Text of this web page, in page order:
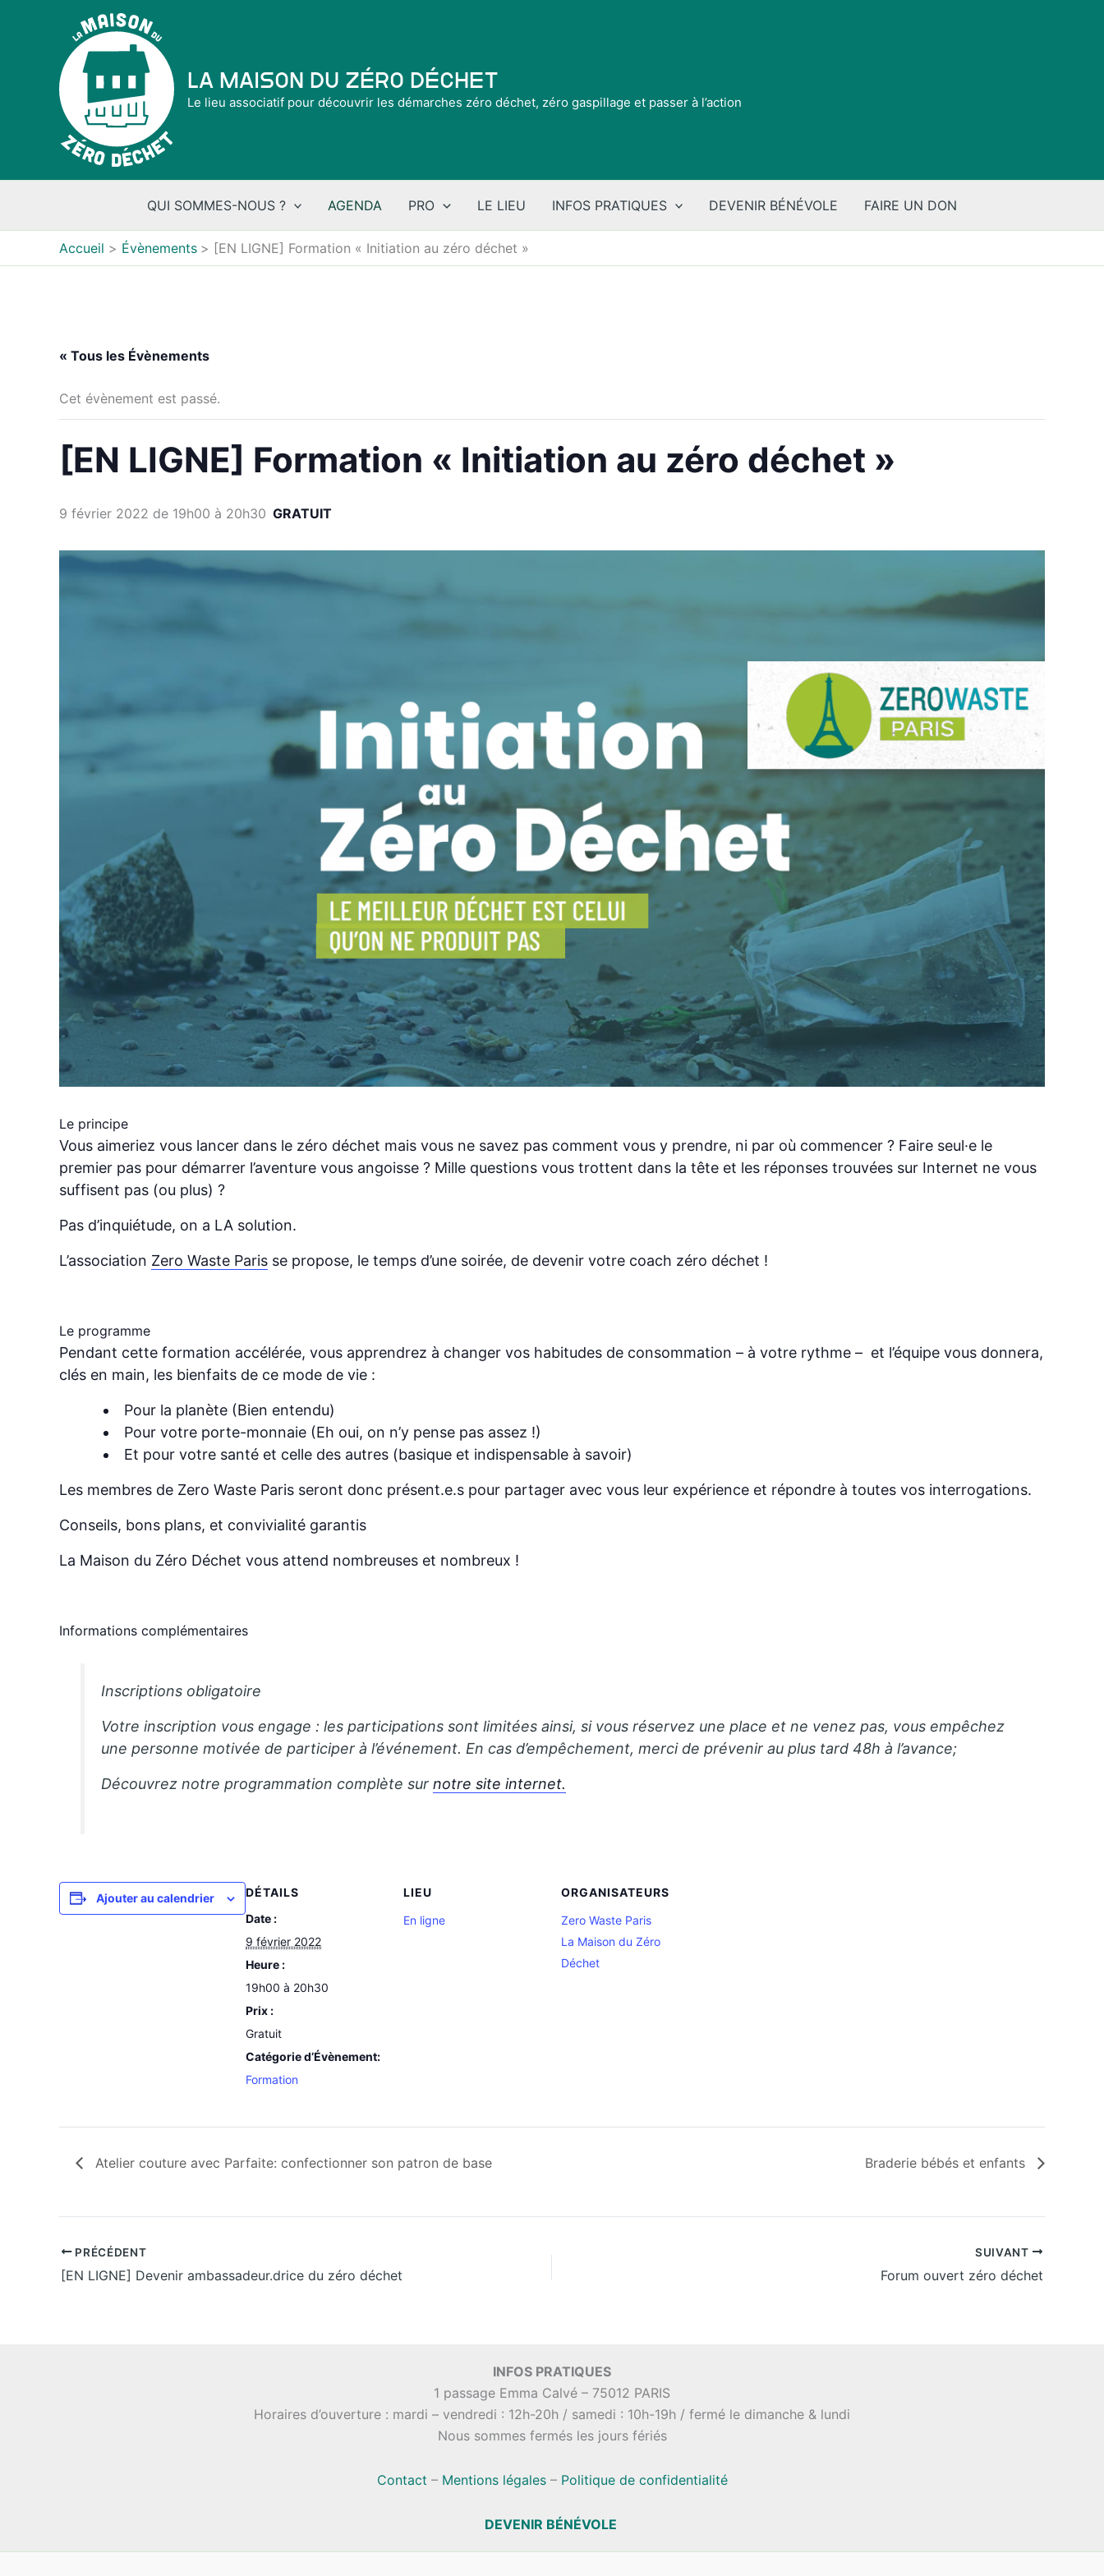
La Maison du Zéro Déchet
Le lieu associatif pour découvrir les démarches zéro déchet, zéro gaspillage et passer à l’action
QUI SOMMES-NOUS ? AGENDA PRO LE LIEU INFOS PRATIQUES DEVENIR BÉNÉVOLE FAIRE UN DON
Accueil Évènements [EN LIGNE] Formation « Initiation au zéro déchet »
« Tous les Évènements
Cet évènement est passé.
[EN LIGNE] Formation « Initiation au zéro déchet »
9 février 2022 de 19h00 à 20h30 GRATUIT
Le principe
Vous aimeriez vous lancer dans le zéro déchet mais vous ne savez pas comment vous y prendre, ni par où commencer ? Faire seul·e le
premier pas pour démarrer l’aventure vous angoisse ? Mille questions vous trottent dans la tête et les réponses trouvées sur Internet ne vous
suffisent pas (ou plus) ?
Pas d’inquiétude, on a LA solution.
L’association Zero Waste Paris se propose, le temps d’une soirée, de devenir votre coach zéro déchet !
Le programme
Pendant cette formation accélérée, vous apprendrez à changer vos habitudes de consommation – à votre rythme – et l’équipe vous donnera,
clés en main, les bienfaits de ce mode de vie :
Pour la planète (Bien entendu)
Pour votre porte-monnaie (Eh oui, on n’y pense pas assez !)
Et pour votre santé et celle des autres (basique et indispensable à savoir)
Les membres de Zero Waste Paris seront donc présent.e.s pour partager avec vous leur expérience et répondre à toutes vos interrogations.
Conseils, bons plans, et convivialité garantis
La Maison du Zéro Déchet vous attend nombreuses et nombreux !
Informations complémentaires
Inscriptions obligatoire
Votre inscription vous engage : les participations sont limitées ainsi, si vous réservez une place et ne venez pas, vous empêchez
une personne motivée de participer à l’événement. En cas d’empêchement, merci de prévenir au plus tard 48h à l’avance;
Découvrez notre programmation complète surnotre site internet.
Ajouter au calendrier
DÉTAILS
Date :
9 février 2022
Heure :
19h00 à 20h30
Prix :
Gratuit
Catégorie d’Évènement:
Formation
LIEU
En ligne
ORGANISATEURS
Zero Waste Paris
La Maison du Zéro
Déchet
Atelier couture avec Parfaite: confectionner son patron de base Braderie bébés et enfants
PRÉCÉDENT
[EN LIGNE] Devenir ambassadeur.drice du zéro déchet
SUIVANT
Forum ouvert zéro déchet
INFOS PRATIQUES
1 passage Emma Calvé – 75012 PARIS
Horaires d’ouverture : mardi – vendredi : 12h-20h / samedi : 10h-19h / fermé le dimanche & lundi
Nous sommes fermés les jours fériés
Contact – Mentions légales– Politique de confidentialité
DEVENIR BÉNÉVOLE